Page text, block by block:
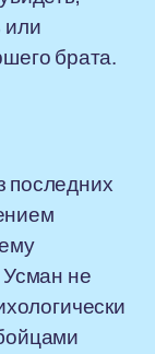
или
брата.
последних
не